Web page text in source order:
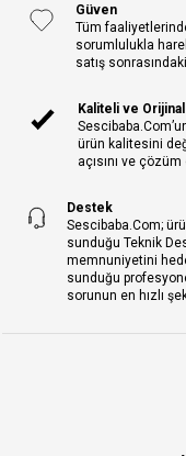
Güven
Tüm
sorumlulukla
satış
Kaliteli ve
ürün kalitesini
açısını ve
Destek
Sescibaba.Com;
sunduğu Teknik
memnuniyetini
sunduğu
sorunun en hızlı